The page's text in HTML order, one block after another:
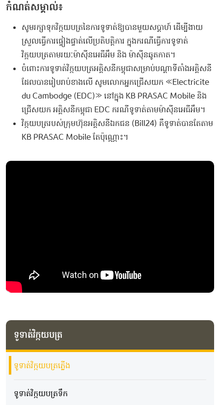
កំណត់សម្គាល់៖
សូមរក្សាទុកវិក្កយបត្រនៃការទូទាត់ឱ្យបានមួយសប្តាហ៍ ដើម្បីងាយ
ស្រួលធ្វើការផ្ទៀងផ្ទាត់លើប្រតិបត្តិការ ក្នុងករណីធ្វើការទូទាត់
វិក្កយបត្រតាមរយៈម៉ាស៊ីនអេធីអឹម និង ម៉ាស៊ីនឆូតកាត។
ចំពោះការទូទាត់វិក្កយបត្រអគ្គិសនីកម្ពុជាសម្រាប់បណ្ដាទីតាំងអគ្គិសនី
ដែលបានរៀបរាប់ខាងលើ សូមលោកអ្នកជ្រើសយក «Electricite
du Cambodge (EDC)» នៅក្នុង KB PRASAC Mobile និង
ជ្រើសយក អគ្គិសនីកម្ពុជា EDC ករណីទូទាត់តាមម៉ាស៊ីនអេធីអឹម។
វិក្កយបត្ររបស់ក្រុមហ៊ុនអគ្គិសនីឯកជន (Bill24) គឺទូទាត់បានតែតាម
KB PRASAC Mobile តែប៉ុណ្ណោះ។
ទូទាត់វិក្កយបត្រ
ទូទាត់វិក្កយបត្រភ្លើង
ទូទាត់វិក្កយបត្រទឹក